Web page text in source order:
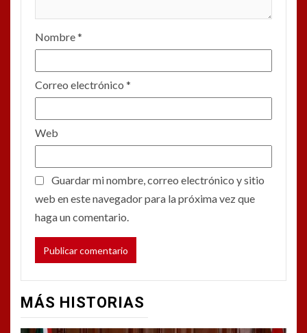
Nombre*
Correo electrónico *
Web
Guardar mi nombre, correo electrónico y sitio
web en este navegador para la próxima vez que
haga un comentario.
MÁS HISTORIAS